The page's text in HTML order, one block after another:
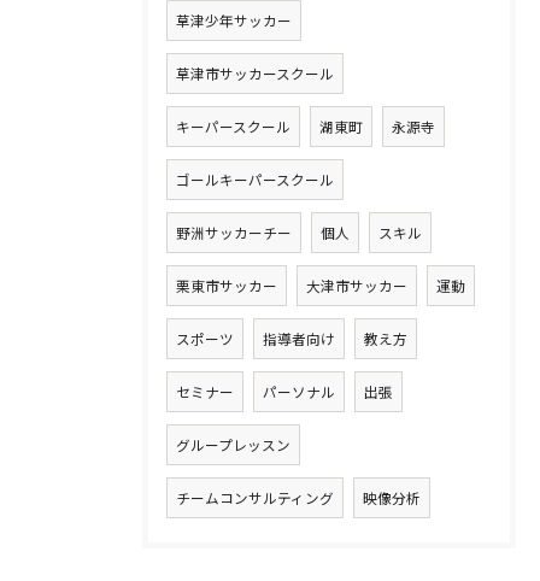
草津少年サッカー
草津市サッカースクール
キーパースクール 湖東町 永源寺
ゴールキーパースクール
野洲サッカーチー 個人 スキル
栗東市サッカー 大津市サッカー 運動
スポーツ 指導者向け 教え方
セミナー パーソナル 出張
グループレッスン
チームコンサルティング 映像分析